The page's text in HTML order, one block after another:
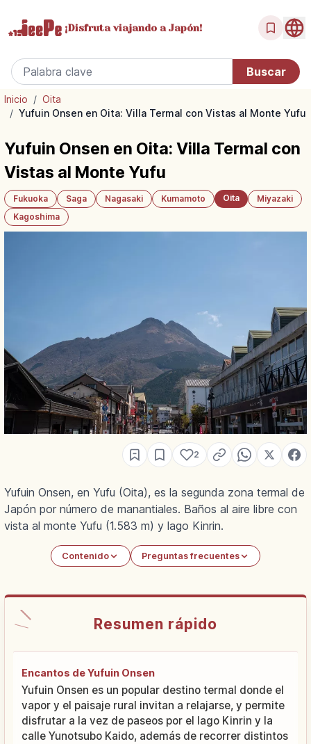
¡Disfrutaviajando a Japón!
Inicio / Oita
/ Yufuin Onsen en Oita: Villa Termal con Vistas al Monte Yufu
Yufuin Onsen en Oita: Villa Termal con
Vistas al Monte Yufu
Fukuoka Saga Nagasaki Kumamoto Oita
Miyazaki
Kagoshima
2
Yufuin Onsen, en Yufu (Oita), es la segunda zona termal de
Japón por número de manantiales. Baños al aire libre con
vista al monte Yufu (1.583 m) y lago Kinrin.
Contenido Preguntas frecuentes
Resumen rápido
Encantos de Yufuin Onsen
Yufuin Onsen es un popular destino termal donde el
vapor y el paisaje rural invitan a relajarse, y permite
disfrutar a la vez de paseos por el lago Kinrin y la
calle Yunotsubo Kaido, además de recorrer distintos